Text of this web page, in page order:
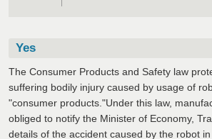
Yes
The Consumer Products and Safety law
suffering bodily injury caused by usage of
"consumer products."Under this law,
obliged to notify the Minister of Economy,
details of the accident caused by the robot